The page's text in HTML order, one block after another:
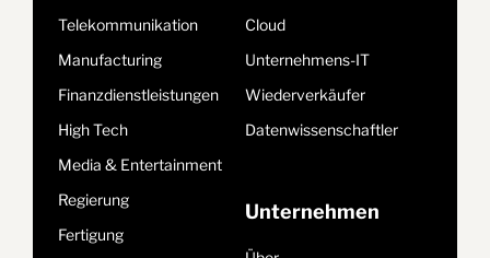
Telekommunikation
Manufacturing
Finanzdienstleistungen
High Tech
Media & Entertainment
Regierung
Fertigung
Cloud
Unternehmens-IT
Wiederverkäufer
Datenwissenschaftler
Unternehmen